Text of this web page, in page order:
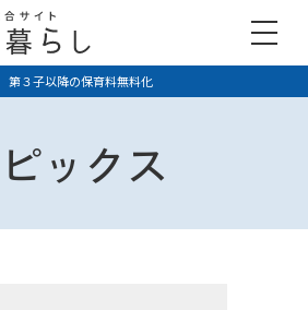
３子以降の保育料無料化
ックス